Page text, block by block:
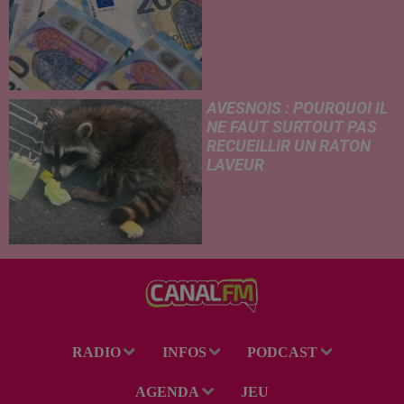
AVESNOIS : POURQUOI IL
NE FAUT SURTOUT PAS
RECUEILLIR UN RATON
LAVEUR
de lui porter secours part...
RADIO INFOS PODCAST
AGENDA JEU